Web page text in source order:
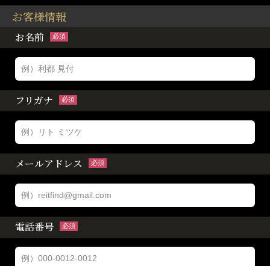
お客様情報
お名前 必須
フリガナ 必須
メールアドレス 必須
電話番号 必須